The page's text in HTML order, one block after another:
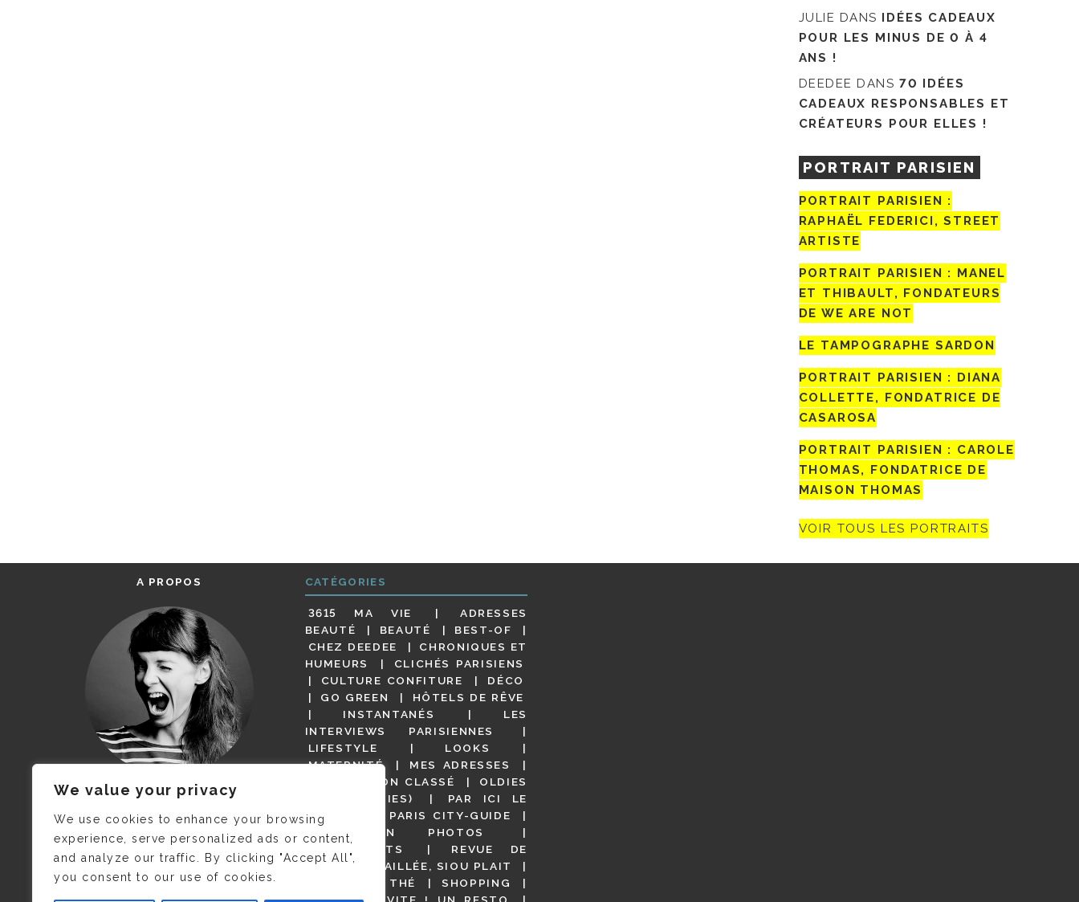
We value your privacy
We use cookies to enhance your browsing
experience, serve personalized ads or content,
and analyze our traffic. By clicking "Accept All",
you consent to our use of cookies.
JULIE DANS IDÉES CADEAUX
POUR LES MINUS DE 0 À 4
ANS !
DEEDEE DANS 70 IDÉES
CADEAUX RESPONSABLES ET
CRÉATEURS POUR ELLES !
PORTRAIT PARISIEN
PORTRAIT PARISIEN :
RAPHAËL FEDERICI, STREET
ARTISTE
PORTRAIT PARISIEN : MANEL
ET THIBAULT, FONDATEURS
DE WE ARE NOT
LE TAMPOGRAPHE SARDON
PORTRAIT PARISIEN : DIANA
COLLETTE, FONDATRICE DE
CASAROSA
PORTRAIT PARISIEN : CAROLE
THOMAS, FONDATRICE DE
MAISON THOMAS
VOIR TOUS LES PORTRAITS
A PROPOS
JE M’APPELLE DELPHINE MAIS
C’EST ©CAMILLE COLLIN QUI A
PRIS CETTE PHOTO !
CATÉGORIES
3615 MA VIE
ADRESSES
BEAUTÉ
BEAUTÉ
BEST-OF
CHEZ DEEDEE
CHRONIQUES ET
HUMEURS
CLICHÉS PARISIENS
CULTURE CONFITURE
DÉCO
GO GREEN
HÔTELS DE RÊVE
INSTANTANÉS
LES
INTERVIEWS PARISIENNES
LIFESTYLE
LOOKS
MATERNITÉ
MES ADRESSES
NON CLASSÉ
OLDIES
(BUT GOODIES)
PAR ICI LE
MAGOT !
PARIS CITY-GUIDE
PARIS EN PHOTOS
RESTAURANTS
REVUE DE
PRESSE DÉTAILLÉE, SIOU PLAIT
SALONS DE THÉ
SHOPPING
VIDÉOS
VITE ! UN RESTO